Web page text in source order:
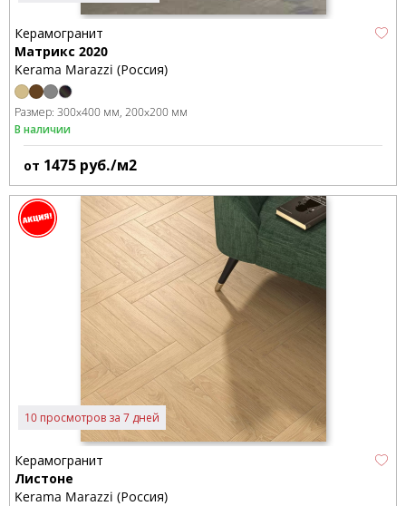
Керамогранит
Матрикс 2020
Kerama Marazzi (Россия)
Размер: 300x400 мм 200x200 мм
В наличии
от 1475 руб./м2
10 просмотров за 7 дней
Керамогранит
Листоне
Kerama Marazzi (Россия)